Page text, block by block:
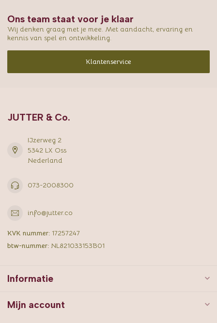
Ons team staat voor je klaar
Wij denken graag met je mee. Met aandacht, ervaring en
kennis van spel en ontwikkeling.
Klantenservice
JUTTER & Co.
IJzerweg 2
5342 LX Oss
Nederland
073-2008300
info@jutter.co
KVK nummer: 17257247
btw-nummer: NL821033153B01
Informatie
Mijn account